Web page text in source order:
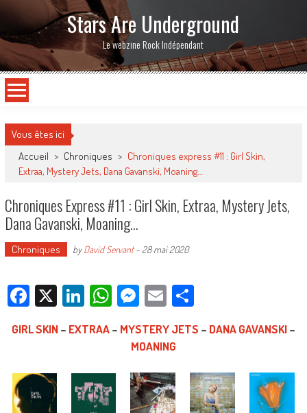
Stars Are Underground
Le webzine Rock Indépendant
Vous êtes ici
Accueil > Chroniques > Chroniques express #11 : Girl Skin,
Extraa, Mystery Jets, Dana Gavanski, Moaning…
Chroniques Express #11 : Girl Skin, Extraa, Mystery Jets,
Dana Gavanski, Moaning…
Chroniques byDavid Servant- 28 mai 2020
Facebook
X LinkedIn
WhatsApp
Messenger
EmailPartager
GIRL SKIN– EXTRAA– MYSTERY JETS – DANA GAVANSKI–
MOANING